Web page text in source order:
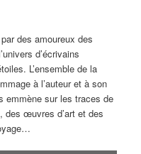
des amoureux des
d’écrivains
L’ensemble de la
à l’auteur et à son
emmène sur les traces de
des œuvres d’art et des